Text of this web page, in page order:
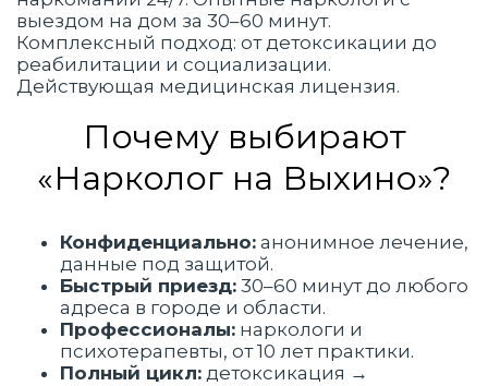
выездом на дом за 30–60 минут.
Комплексный подход: от детоксикации до
реабилитации и социализации.
Действующая медицинская лицензия.
Почему выбирают
«Нарколог на Выхино»?
Конфиденциально: анонимное лечение,
данные под защитой.
Быстрый приезд: 30–60 минутдо любого
адреса в городе и области.
Профессионалы: наркологи и
психотерапевты, от 10 летпрактики.
Полный цикл: детоксикация →